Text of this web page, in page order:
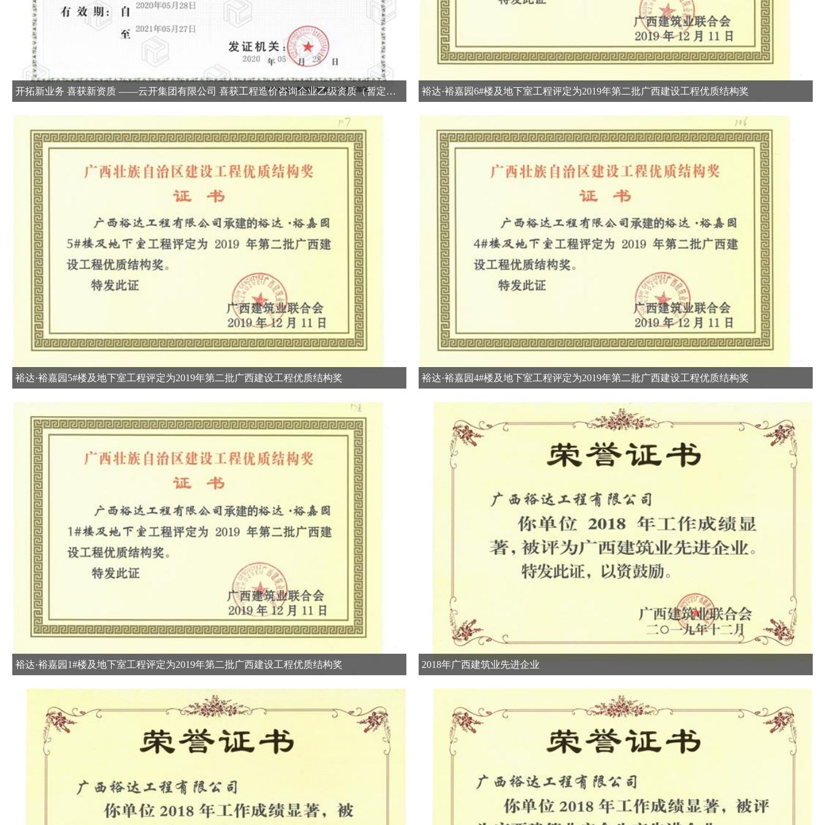
开拓新业务 喜获新资质 ——云开集团有限公司 喜获工程造价咨询企业乙级资质（暂定一年） 裕达·裕嘉园6#楼及地下室工程评定为2019年第二批广西建设工程优质结构奖
裕达·裕嘉园5#楼及地下室工程评定为2019年第二批广西建设工程优质结构奖 裕达·裕嘉园4#楼及地下室工程评定为2019年第二批广西建设工程优质结构奖
裕达·裕嘉园1#楼及地下室工程评定为2019年第二批广西建设工程优质结构奖 2018年广西建筑业先进企业